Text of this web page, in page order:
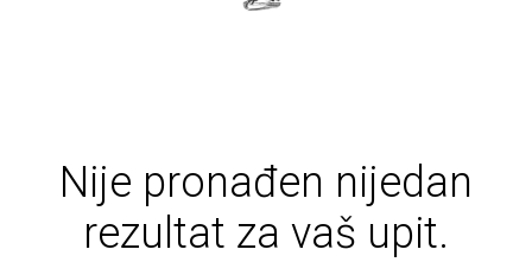
Nije pronađen nijedan
rezultat za vaš upit.